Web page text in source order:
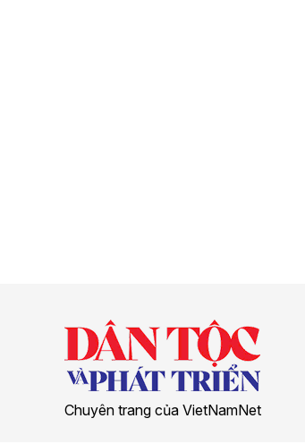
Chuyên trang của VietNamNet